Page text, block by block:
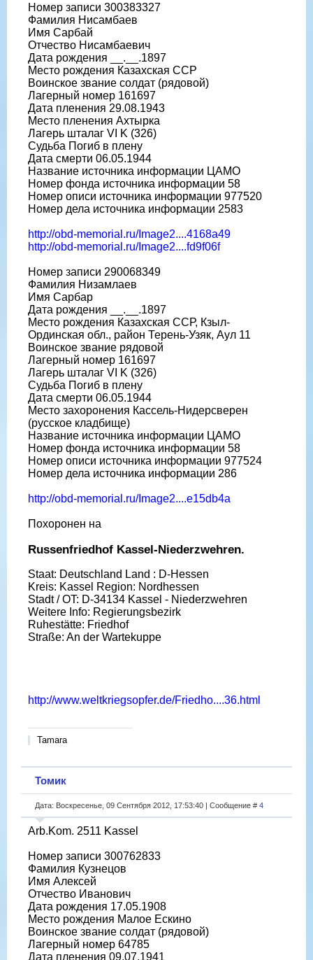
Номер записи 300383327
Фамилия Нисамбаев
Имя Сарбай
Отчество Нисамбаевич
Дата рождения __.__.1897
Место рождения Казахская ССР
Воинское звание солдат (рядовой)
Лагерный номер 161697
Дата пленения 29.08.1943
Место пленения Ахтырка
Лагерь шталаг VI K (326)
Судьба Погиб в плену
Дата смерти 06.05.1944
Название источника информации ЦАМО
Номер фонда источника информации 58
Номер описи источника информации 977520
Номер дела источника информации 2583
http://obd-memorial.ru/Image2....4168a49
http://obd-memorial.ru/Image2....fd9f06f
Номер записи 290068349
Фамилия Низамлаев
Имя Сарбар
Дата рождения __.__.1897
Место рождения Казахская ССР, Кзыл-
Ординская обл., район Терень-Узяк, Аул 11
Воинское звание рядовой
Лагерный номер 161697
Лагерь шталаг VI K (326)
Судьба Погиб в плену
Дата смерти 06.05.1944
Место захоронения Кассель-Нидерсверен
(русское кладбище)
Название источника информации ЦАМО
Номер фонда источника информации 58
Номер описи источника информации 977524
Номер дела источника информации 286
http://obd-memorial.ru/Image2....e15db4a
Похоронен на
Russenfriedhof Kassel-Niederzwehren.
Staat: Deutschland Land : D-Hessen
Kreis: Kassel Region: Nordhessen
Stadt / OT: D-34134 Kassel - Niederzwehren
Weitere Info: Regierungsbezirk
Ruhestätte: Friedhof
Straße: An der Wartekuppe
http://www.weltkriegsopfer.de/Friedho....36.html
Tamara
Томик
Дата: Воскресенье, 09 Сентября 2012, 17:53:40 | Сообщение # 4
Arb.Kom. 2511 Kassel
Номер записи 300762833
Фамилия Кузнецов
Имя Алексей
Отчество Иванович
Дата рождения 17.05.1908
Место рождения Малое Ескино
Воинское звание солдат (рядовой)
Лагерный номер 64785
Дата пленения 09.07.1941